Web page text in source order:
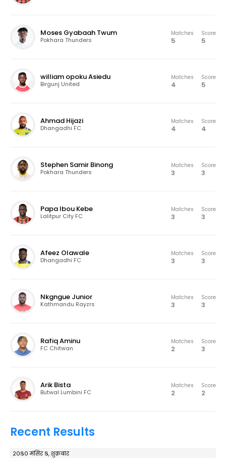
Moses Gyabaah Twum
Pokhara Thunders
Matches
5
Score
5
william opoku Asiedu
Birgunj United
Matches
4
Score
5
Ahmad Hijazi
Dhangadhi FC
Matches
4
Score
4
Stephen Samir Binong
Pokhara Thunders
Matches
3
Score
3
Papa Ibou Kebe
Lalitpur City FC
Matches
3
Score
3
Afeez Olawale
Dhangadhi FC
Matches
3
Score
3
Nkgngue Junior
Kathmandu Rayzrs
Matches
3
Score
3
Rafiq Aminu
FC Chitwan
Matches
2
Score
3
Arik Bista
Butwal Lumbini FC
Matches
2
Score
2
Recent Results
२०८० मंसिर ८, शुक्रबार